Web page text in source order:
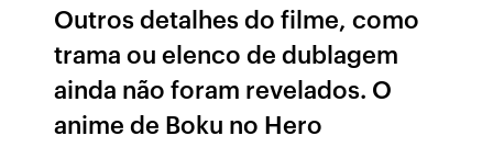
Outros detalhes do filme, como
trama ou elenco de dublagem
ainda não foram revelados. O
anime de Boku no Hero